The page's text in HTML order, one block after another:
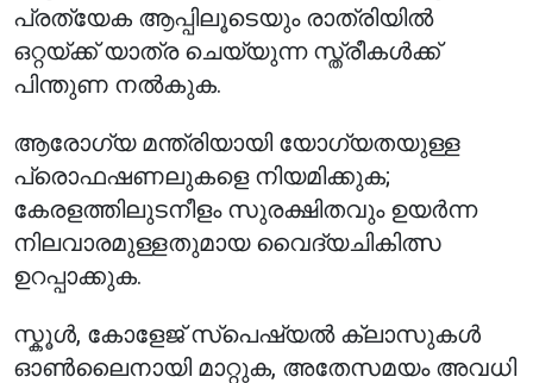
പ്രത്യേക ആപ്പിലൂടെയും രാത്രിയിൽ
ഒറ്റയ്ക്ക് യാത്ര ചെയ്യുന്ന സ്ത്രീകൾക്ക്
പിന്തുണ നൽകുക.
ആരോഗ്യ മന്ത്രിയായി യോഗ്യതയുള്ള
പ്രൊഫഷണലുകളെ നിയമിക്കുക;
കേരളത്തിലുടനീളം സുരക്ഷിതവും ഉയർന്ന
നിലവാരമുള്ളതുമായ വൈദ്യചികിത്സ
ഉറപ്പാക്കുക.
സ്കൂൾ, കോളേജ് സ്പെഷ്യൽ ക്ലാസുകൾ
ഓൺലൈനായി മാറ്റുക, അതേസമയം അവധി